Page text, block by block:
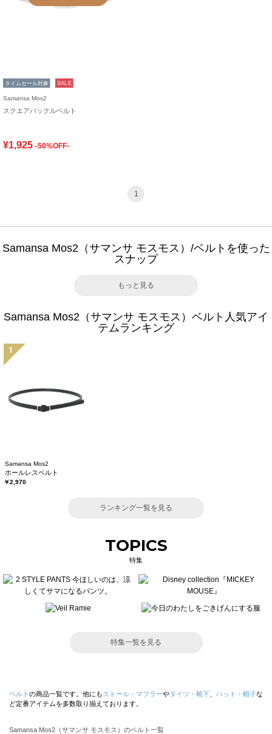
タイムセール対象 SALE
Samansa Mos2
スクエアバックルベルト
¥1,925 -50%OFF-
1
Samansa Mos2（サマンサ モスモス）/ベルトを使った
スナップ
もっと見る
Samansa Mos2（サマンサ モスモス）ベルト人気アイ
テムランキング
1
Samansa Mos2
ホールレスベルト
￥2,970
ランキング一覧を見る
TOPICS
特集
特集一覧を見る
ベルト の商品一覧です。他にも ストール・マフラーやタイツ・靴下 ハット・帽子な
ど定番アイテムを多数取り揃えております。
Samansa Mos2（サマンサ モスモス）のベルト一覧